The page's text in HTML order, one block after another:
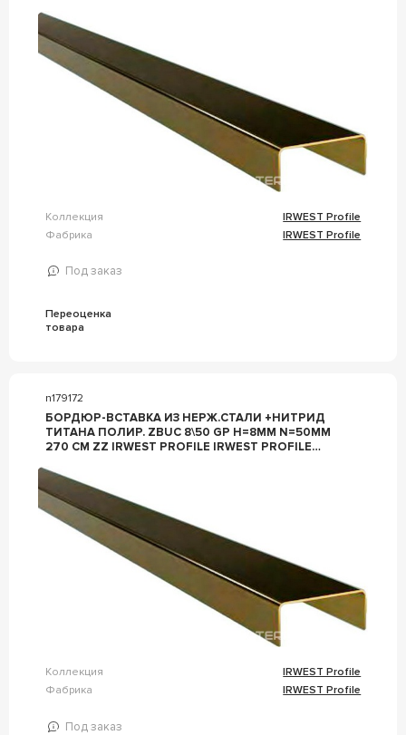
Коллекция
IRWEST Profile
Фабрика
IRWEST Profile
Под заказ
Переоценка
товара
n179172
БОРДЮР-ВСТАВКА ИЗ НЕРЖ.СТАЛИ +НИТРИД
ТИТАНА ПОЛИР. ZBUC 8\50 GP H=8ММ N=50ММ
270 СМ ZZ IRWEST PROFILE IRWEST PROFILE
Коллекция
IRWEST Profile
Фабрика
IRWEST Profile
Под заказ